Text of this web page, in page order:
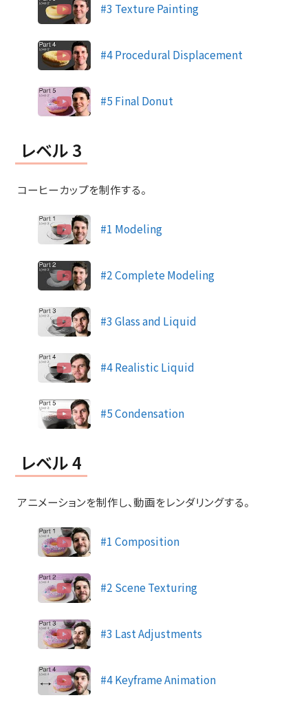
#3 Texture Painting
#4 Procedural Displacement
#5 Final Donut
レベル 3
コーヒーカップを制作する。
#1 Modeling
#2 Complete Modeling
#3 Glass and Liquid
#4 Realistic Liquid
#5 Condensation
レベル 4
アニメーションを制作し、動画をレンダリングする。
#1 Composition
#2 Scene Texturing
#3 Last Adjustments
#4 Keyframe Animation